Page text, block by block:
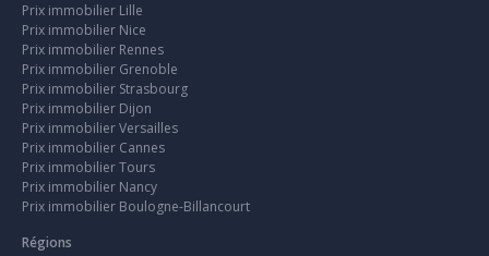
Prix immobilier Lille
Prix immobilier Nice
Prix immobilier Rennes
Prix immobilier Grenoble
Prix immobilier Strasbourg
Prix immobilier Dijon
Prix immobilier Versailles
Prix immobilier Cannes
Prix immobilier Tours
Prix immobilier Nancy
Prix immobilier Boulogne-Billancourt
Régions